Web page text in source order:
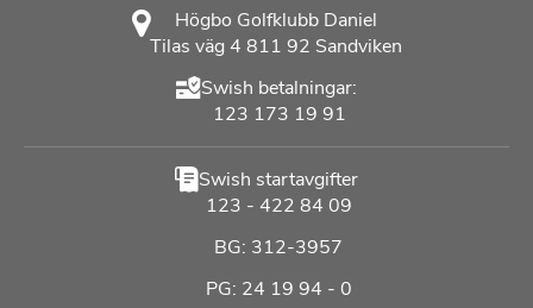
Högbo Golfklubb Daniel
Tilas väg 4 811 92 Sandviken
Swish betalningar:
123 173 19 91
Swish startavgifter
123 - 422 84 09
BG: 312-3957
PG: 24 19 94 - 0